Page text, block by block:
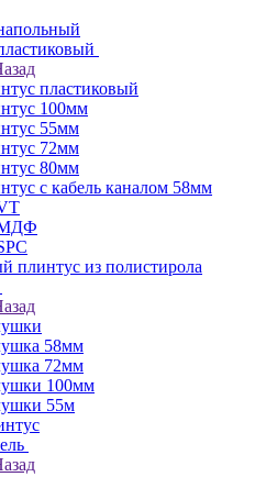
пластиковый
100мм
55мм
72мм
80мм
с кабель каналом 58мм
МДФ
плинтус из полистирола
58мм
72мм
100мм
55м